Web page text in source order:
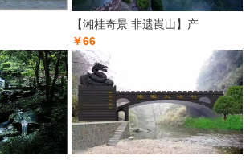
【湘桂奇景 非遗崀山】产
￥66